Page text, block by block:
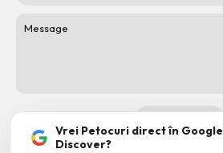
Vrei Petocuri direct în Google
Discover?